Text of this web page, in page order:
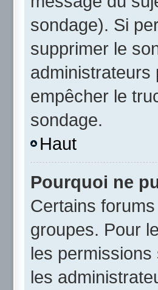
sondage). Si
supprimer le
administrateurs
empêcher le
sondage.
Haut
Pourquoi ne
Certains
groupes. Pour
les permissions
les